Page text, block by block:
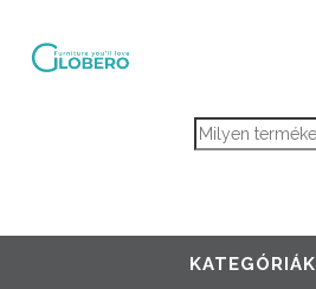
Products search
KATEGÓRIÁK